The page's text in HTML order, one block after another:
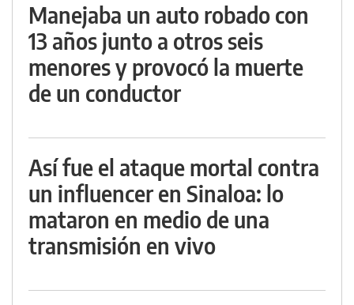
Manejaba un auto robado con
13 años junto a otros seis
menores y provocó la muerte
de un conductor
Así fue el ataque mortal contra
un influencer en Sinaloa: lo
mataron en medio de una
transmisión en vivo